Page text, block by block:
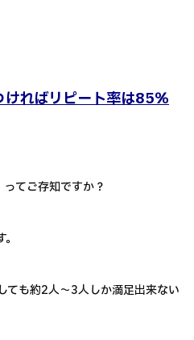
ればリピート率は85％
てご存知ですか？
ても約2人～3人しか満足出来ない